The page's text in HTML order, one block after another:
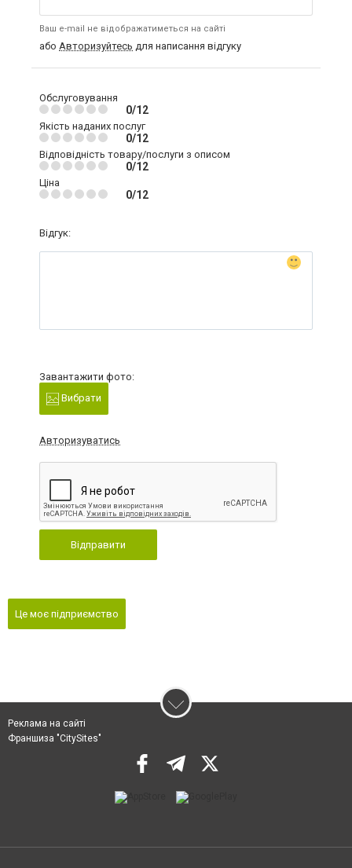
Ваш e-mail не відображатиметься на сайті
або Авторизуйтесь для написання відгуку
Обслуговування
0/12
Якість наданих послуг
0/12
Відповідність товару/послуги з описом
0/12
Ціна
0/12
Відгук:
Завантажити фото:
Вибрати
Авторизуватись
Відправити
Це моє підприємство
Реклама на сайті
Франшиза "CitySites"